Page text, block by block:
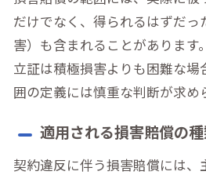
だけでなく、得られるはずだっ
害）も含まれることがあります
立証は積極損害よりも困難な場
囲の定義には慎重な判断が求め
適用される損害賠償の
契約違反に伴う損害賠償には、